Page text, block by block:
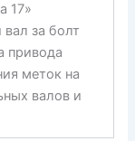
17»
за болт
привода
меток на
валов и